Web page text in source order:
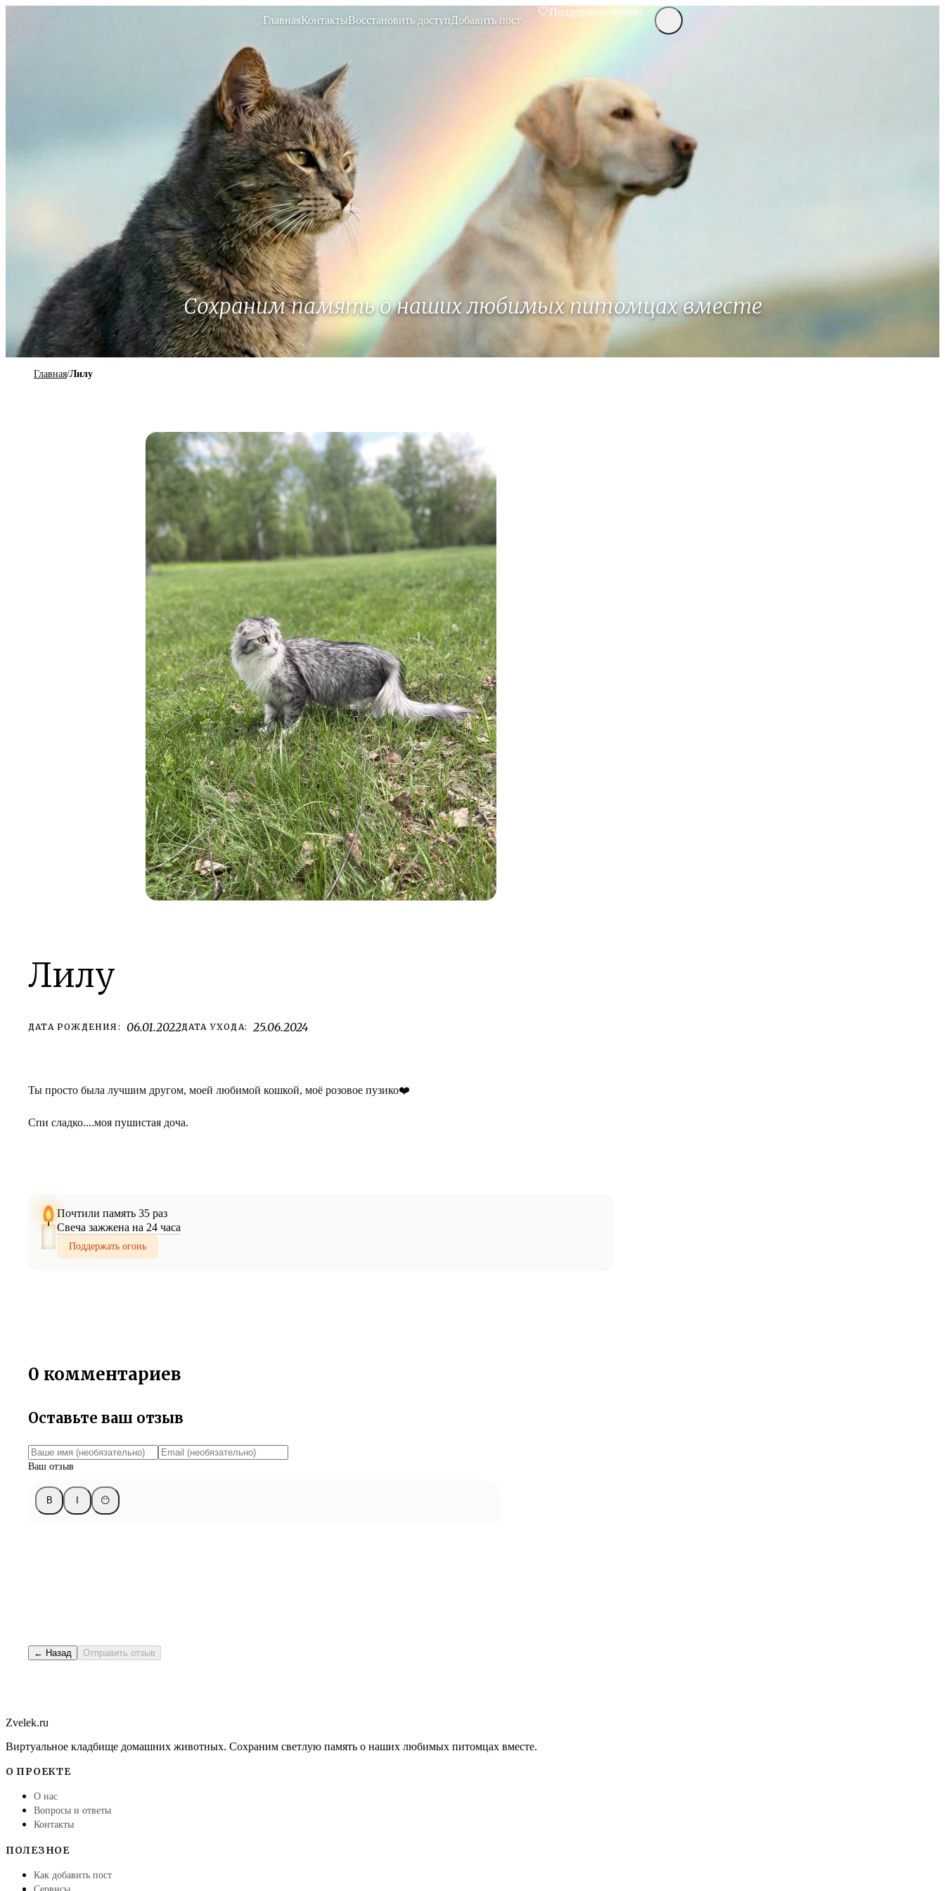
ГлавнаяКонтактыВосстановить доступДобавить пост
🤍Поддержать проект
Сохраним память о наших любимых питомцах вместе
Главная/Лилу
Лилу
ДАТА РОЖДЕНИЯ: 06.01.2022ДАТА УХОДА: 25.06.2024
Ты просто была лучшим другом, моей любимой кошкой, моё розовое пузико❤️
Спи сладко....моя пушистая доча.
Почтили память 35 раз
Свеча зажжена на 24 часа
Поддержать огонь
0 комментариев
Оставьте ваш отзыв
Ваш отзыв
B 😶
← Назад Отправить отзыв
Zvelek.ru
Виртуальное кладбище домашних животных. Сохраним светлую память о наших любимых питомцах вместе.
О ПРОЕКТЕ
О нас
Вопросы и ответы
Контакты
ПОЛЕЗНОЕ
Как добавить пост